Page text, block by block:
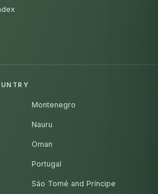
Montenegro
Nauru
Oman
Portugal
São Tomé and Príncipe